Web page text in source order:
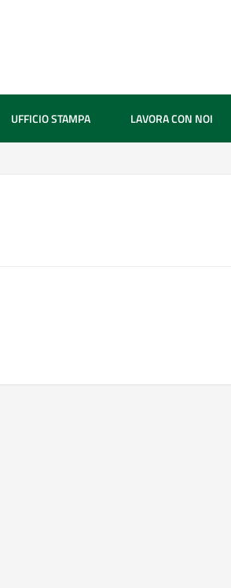
UFFICIO STAMPA LAVORA CON NOI